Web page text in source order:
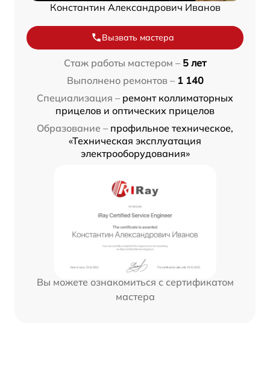
Константин Александрович Иванов
Вызвать мастера
Стаж работы мастером – 5 лет
Выполнено ремонтов – 1 140
Специализация – ремонт коллиматорных
прицелов и оптических прицелов
Образование – профильное техническое,
«Техническая эксплуатация
электрооборудования»
Вы можете ознакомиться с сертификатом
мастера